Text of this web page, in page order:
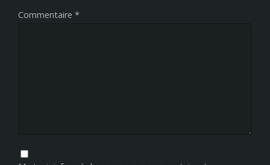
Commentaire *